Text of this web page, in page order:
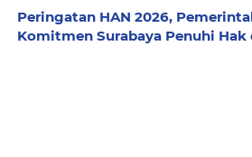
Peringatan HAN 2026,
Komitmen Surabaya Penuhi